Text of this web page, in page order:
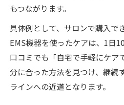
もつながります。
具体例として、サロンで購入で
EMS機器を使ったケアは、1日
口コミでも「自宅で手軽にケア
分に合った方法を見つけ、継続
ラインへの近道となります。